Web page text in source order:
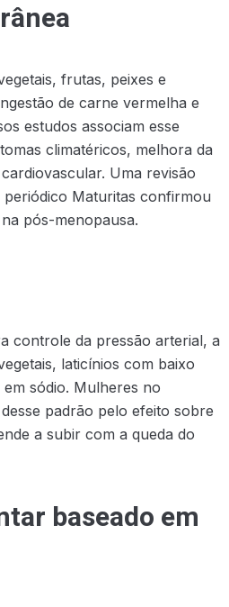
frutas, peixes e
de carne vermelha e
estudos associam esse
climatéricos, melhora da
Uma revisão
periódico Maturitas confirmou
pós-menopausa.
controle da pressão arterial, a
laticínios com baixo
sódio. Mulheres no
padrão pelo efeito sobre
a subir com a queda do
baseado em